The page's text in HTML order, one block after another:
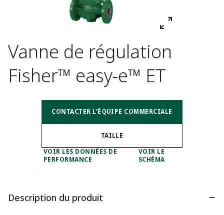
Vanne de régulation
Fisher™ easy-e™ ET
CONTACTER L’ÉQUIPE COMMERCIALE
TAILLE
VOIR LES DONNÉES DE
PERFORMANCE
VOIR LE
SCHÉMA
Description du produit